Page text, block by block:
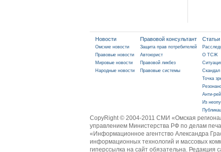
Новости Правовой консультант Статьи
Омские новости Защита прав потребителей
Правовые новости
Автоюрист О ТСЖ
Мировые новости
Правовой ликбез
Народные новости
Правовые системы Скандал
Точка
Резонанс
Анти-
Из
CopyRight © 2004-2011 СМИ «Омская
управлением Министерства РФ по делам
«Информационное агентство Александра
информационных технологий и массовых
гиперссылка на сайт обязательна. Редакция